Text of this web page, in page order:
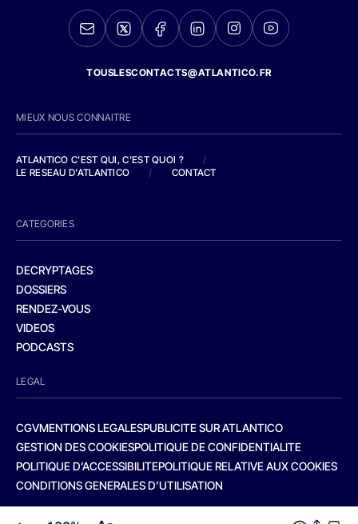
TOUSLESCONTACTS@ATLANTICO.FR
MIEUX NOUS CONNAITRE
ATLANTICO C'EST QUI, C'EST QUOI ?
/
LE RESEAU D'ATLANTICO
/ CONTACT
CATEGORIES
DECRYPTAGES
DOSSIERS
RENDEZ-VOUS
VIDEOS
PODCASTS
LEGAL
CGVMENTIONS LEGALESPUBLICITE SUR ATLANTICO
GESTION DES COOKIESPOLITIQUE DE CONFIDENTIALITE
POLITIQUE D’ACCESSIBILITEPOLITIQUE RELATIVE AUX COOKIES
CONDITIONS GENERALES D’UTILISATION